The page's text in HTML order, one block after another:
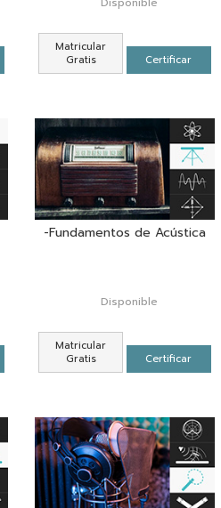
Matricular
Gratis
Certificar
-Fundamentos de Acústica
Disponible
Matricular
Gratis
Certificar